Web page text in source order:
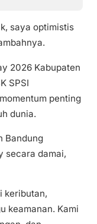
saya optimistis
2026 Kabupaten
SPSI
penting
dunia.
Bandung
secara damai,
keributan,
keamanan. Kami